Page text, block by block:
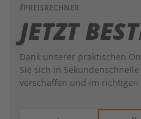
PREISRECHNER
JETZT
Dank unserer praktischen
Sie sich in
verschaffen und im